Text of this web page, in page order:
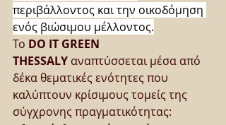
περιβάλλοντος και την οικοδόμηση
ενός βιώσιμου μέλλοντος.
Το DO IT GREEN
THESSALY αναπτύσσεται μέσα από
δέκα θεματικές ενότητες που
καλύπτουν κρίσιμους τομείς της
σύγχρονης πραγματικότητας: